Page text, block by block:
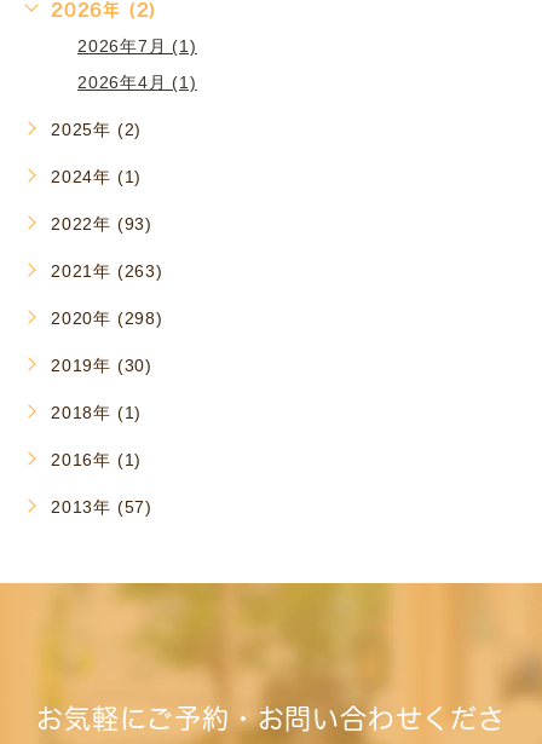
2026年 (2)
2026年7月 (1)
2026年4月 (1)
2025年 (2)
2024年 (1)
2022年 (93)
2021年 (263)
2020年 (298)
2019年 (30)
2018年 (1)
2016年 (1)
2013年 (57)
お気軽にご予約・お問い合わせくださ